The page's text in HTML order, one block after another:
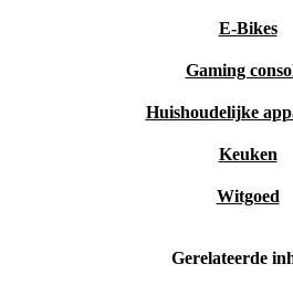
E-Bikes
Gaming
Huishoudelijke
Keuken
Witgoed
Gerelateerde